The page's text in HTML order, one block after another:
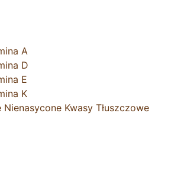
A
D
E
K
Nienasycone Kwasy Tłuszczowe